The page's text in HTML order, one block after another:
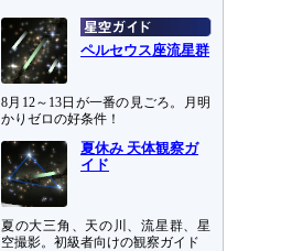
ペルセウス座流星群
8月12～13日が一番の見ごろ。月明
かりゼロの好条件！
夏休み 天体観察ガ
イド
夏の大三角、天の川、流星群、星
空撮影。初級者向けの観察ガイド